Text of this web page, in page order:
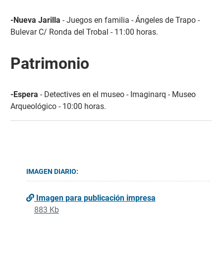
-Nueva Jarilla - Juegos en familia - Ángeles de Trapo -
Bulevar C/ Ronda del Trobal - 11:00 horas.
Patrimonio
-Espera - Detectives en el museo - Imaginarq - Museo
Arqueológico - 10:00 horas.
IMAGEN DIARIO:
Imagen para publicación impresa
883 Kb